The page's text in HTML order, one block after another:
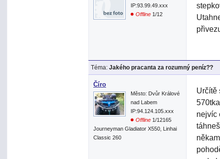
IP:93.99.49.xxx
Offline 1/12
Téma: Jakého pracanta za rozumný peníz??
Číro
Město: Dvůr Králové
nad Labem
IP:94.124.105.xxx
Offline 1/12165
Journeyman Gladiator X550, Linhai
Classic 260
Určítě
nejvíc